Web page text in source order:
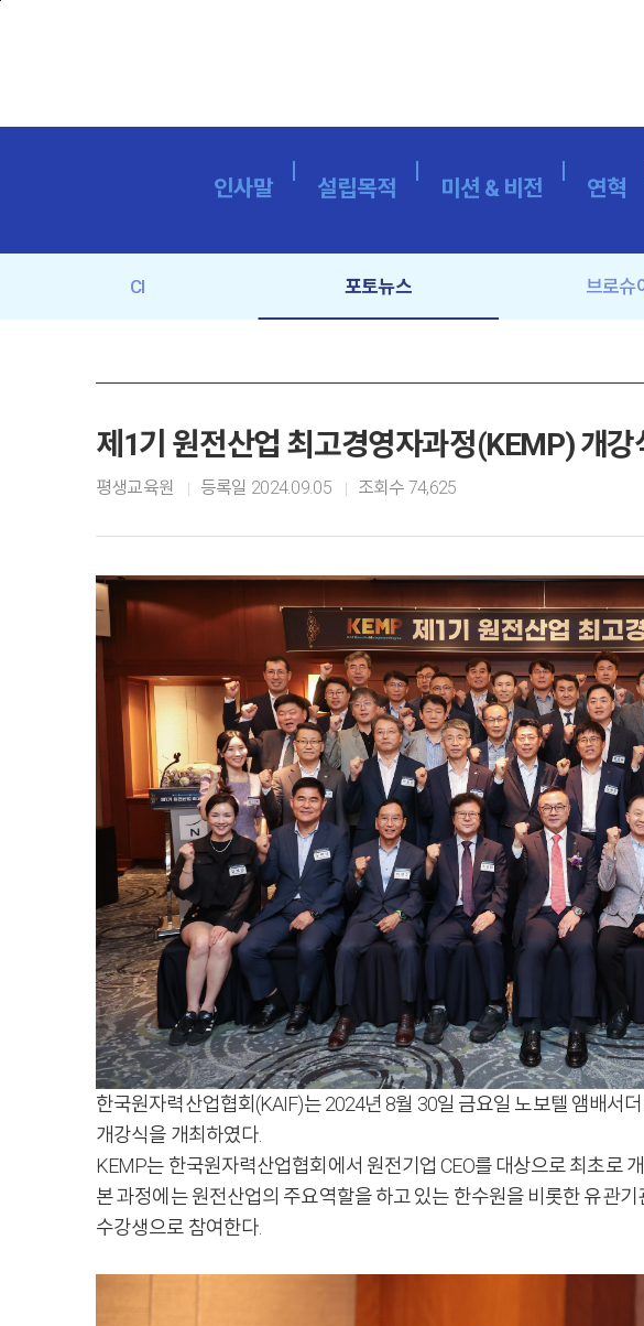
인사말 설립목적 미션 & 비전 연혁
CI 포토뉴스 브로슈
제1기 원전산업 최고경영자과정(KEMP) 개강
평생교육원 등록일 2024.09.05 조회수 74,625
한국원자력산업협회(KAIF)는 2024년 8월 30일 금요일 노보텔 앰배서
개강식을 개최하였다.
KEMP는 한국원자력산업협회에서 원전기업 CEO를 대상으로 최초로
본 과정에는 원전산업의 주요역할을 하고 있는 한수원을 비롯한 유관
수강생으로 참여한다.